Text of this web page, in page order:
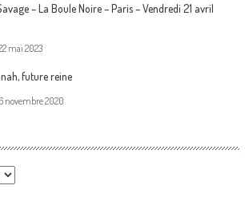
– La Boule Noire – Paris – Vendredi 21 avril
mai 2023
future reine
6 novembre 2020